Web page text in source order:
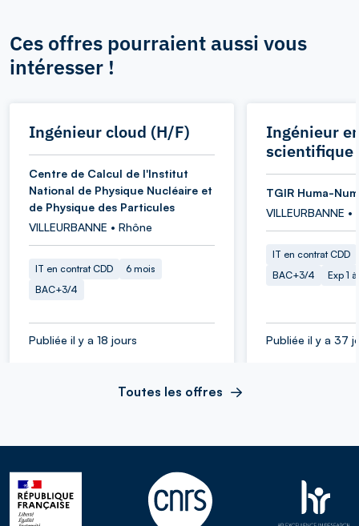
Ces offres pourraient aussi vous
intéresser !
Ingénieur cloud (H/F)
Centre de Calcul de l'Institut
National de Physique Nucléaire et
de Physique des Particules
VILLEURBANNE • Rhône
IT en contrat CDD
6 mois
BAC+3/4
Publiée il y a 18 jours
Ingénieur
scientifique
TGIR Huma-Num
VILLEURBANNE •
IT en contrat CDD
BAC+3/4
Exp 1
Publiée il y a 37
Toutes les offres